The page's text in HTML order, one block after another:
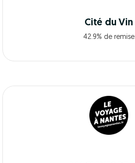
Cité du Vin
42.9% de remise